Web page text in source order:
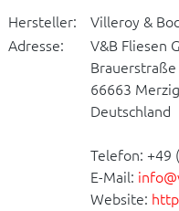
Hersteller:
Villeroy &
Adresse:
V&B Fliesen
Brauerstraße
66663 Merzig
Deutschland
Telefon: +49
E-Mail:
Website: